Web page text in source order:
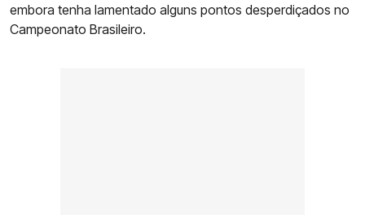
embora tenha lamentado alguns pontos desperdiçados no
Campeonato Brasileiro.